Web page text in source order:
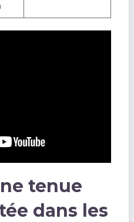
tenue
dans les